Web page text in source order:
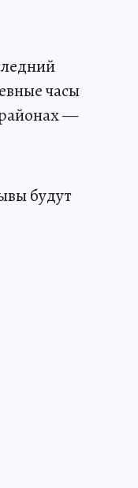
часы
—
будут